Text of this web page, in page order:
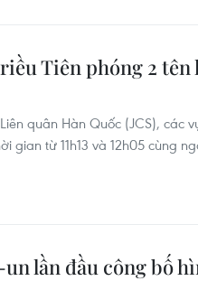
Tiên phóng 2
quân Hàn Quốc (JCS), các
gian từ 11h13 và 12h05 cùng
lần đầu công bố